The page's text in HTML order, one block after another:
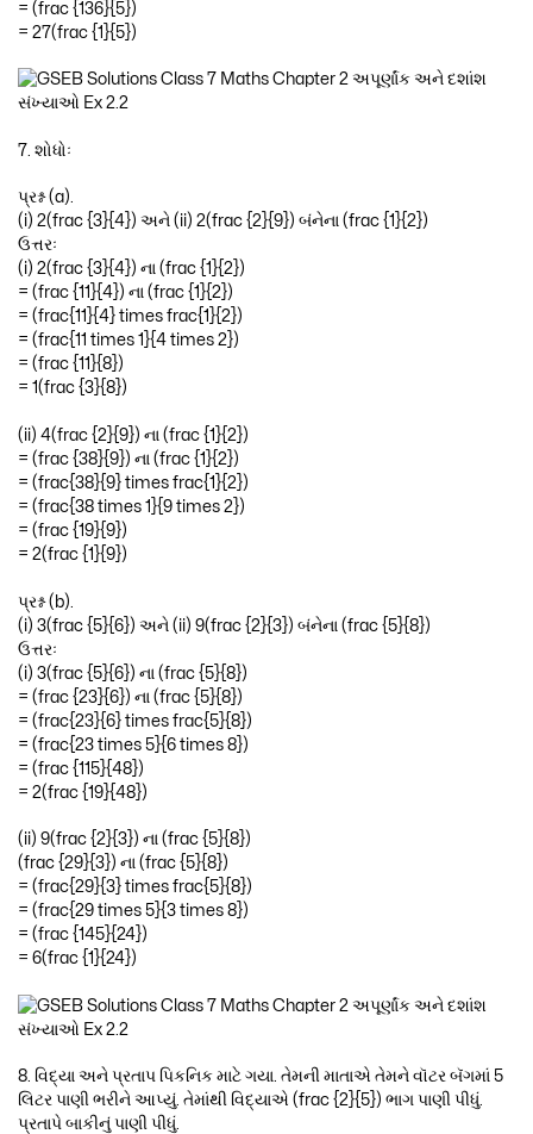
= (frac {136}{5})
= 27(frac {1}{5})
7. શોધોઃ
પ્રશ્ન (a).
(i) 2(frac {3}{4}) અને (ii) 2(frac {2}{9}) બંનેના (frac {1}{2})
ઉત્તરઃ
(i) 2(frac {3}{4}) ના (frac {1}{2})
= (frac {11}{4}) ના (frac {1}{2})
= (frac{11}{4} times frac{1}{2})
= (frac{11 times 1}{4 times 2})
= (frac {11}{8})
= 1(frac {3}{8})
(ii) 4(frac {2}{9}) ના (frac {1}{2})
= (frac {38}{9}) ના (frac {1}{2})
= (frac{38}{9} times frac{1}{2})
= (frac{38 times 1}{9 times 2})
= (frac {19}{9})
= 2(frac {1}{9})
પ્રશ્ન (b).
(i) 3(frac {5}{6}) અને (ii) 9(frac {2}{3}) બંનેના (frac {5}{8})
ઉત્તરઃ
(i) 3(frac {5}{6}) ના (frac {5}{8})
= (frac {23}{6}) ના (frac {5}{8})
= (frac{23}{6} times frac{5}{8})
= (frac{23 times 5}{6 times 8})
= (frac {115}{48})
= 2(frac {19}{48})
(ii) 9(frac {2}{3}) ના (frac {5}{8})
(frac {29}{3}) ના (frac {5}{8})
= (frac{29}{3} times frac{5}{8})
= (frac{29 times 5}{3 times 8})
= (frac {145}{24})
= 6(frac {1}{24})
8. વિદ્યા અને પ્રતાપ પિકનિક માટે ગયા. તેમની માતાએ તેમને વૉટર બૅગમાં 5
લિટર પાણી ભરીને આપ્યું. તેમાંથી વિદ્યાએ (frac {2}{5}) ભાગ પાણી પીધું.
પ્રતાપે બાકીનું પાણી પીધું.